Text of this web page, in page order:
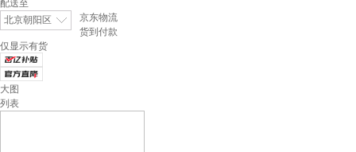
配送至
北京朝阳区
京东物流
货到付款
仅显示有货
大图
列表